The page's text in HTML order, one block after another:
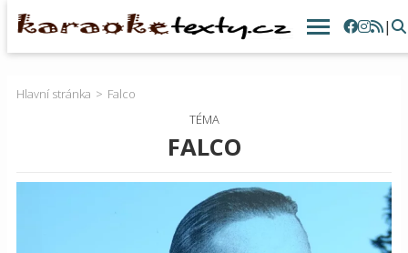
|
Hlavní stránka
Falco
TÉMA
FALCO